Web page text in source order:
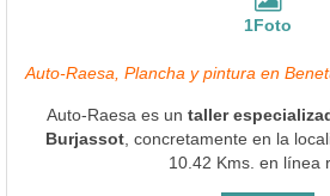
1Foto
Auto-Raesa, Plancha y pintura en
Auto-Raesa es un taller
Burjassot , concretamente en la
10.42 Kms. en línea